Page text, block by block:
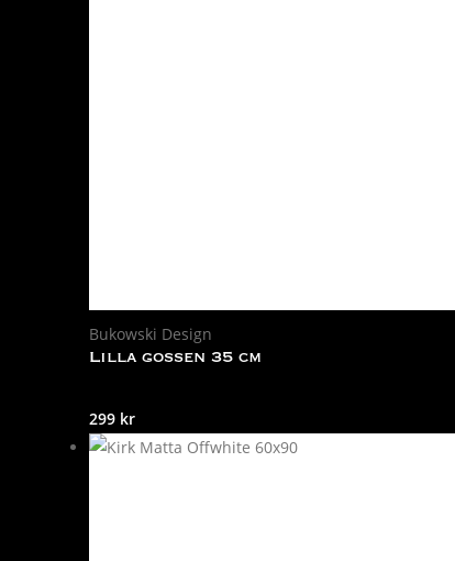
Bukowski Design
Lilla gossen 35 cm
299 kr